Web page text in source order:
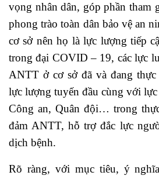
vọng nhân dân, góp phần tham
phong trào toàn dân bảo vệ an
cơ sở nên họ là lực lượng tiếp
trong đại COVID – 19, các lực
ANTT ở cơ sở đã và đang
lực lượng tuyến đầu cùng với
Công an, Quân đội… trong
đảm ANTT, hỗ trợ đắc lực
dịch bệnh.
Rõ ràng, với mục tiêu, ý